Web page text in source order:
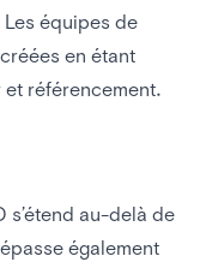
équipes de
en étant
référencement.
s’étend au-delà de
également